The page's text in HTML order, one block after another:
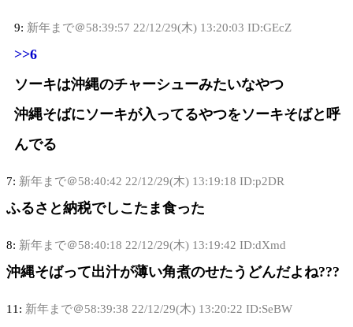
9: 新年まで＠58:39:57 22/12/29(木) 13:20:03 ID:GEcZ
>>6
ソーキは沖縄のチャーシューみたいなやつ
沖縄そばにソーキが入ってるやつをソーキそばと呼
んでる
7: 新年まで＠58:40:42 22/12/29(木) 13:19:18 ID:p2DR
ふるさと納税でしこたま食った
8: 新年まで＠58:40:18 22/12/29(木) 13:19:42 ID:dXmd
沖縄そばって出汁が薄い角煮のせたうどんだよね???
11: 新年まで＠58:39:38 22/12/29(木) 13:20:22 ID:SeBW